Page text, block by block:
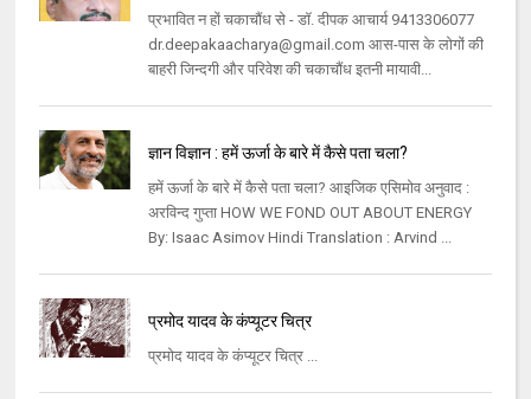
प्रभावित न हों चकाचौंध से - डॉ. दीपक आचार्य 9413306077
dr.deepakaacharya@gmail.com आस-पास के लोगों की
बाहरी जिन्दगी और परिवेश की चकाचौंध इतनी मायावी...
ज्ञान विज्ञान : हमें ऊर्जा के बारे में कैसे पता चला?
हमें ऊर्जा के बारे में कैसे पता चला? आइजिक एसिमोव अनुवाद :
अरविन्द गुप्ता HOW WE FOND OUT ABOUT ENERGY
By: Isaac Asimov Hindi Translation : Arvind ...
प्रमोद यादव के कंप्यूटर चित्र
प्रमोद यादव के कंप्यूटर चित्र ...